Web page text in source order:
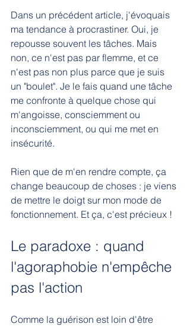
Dans un précédent article, j'évoquais
ma tendance à procrastiner. Oui, je
repousse souvent les tâches. Mais
non, ce n'est pas par flemme, et ce
n'est pas non plus parce que je suis
un "boulet". Je le fais quand une tâche
me confronte à quelque chose qui
m'angoisse, consciemment ou
inconsciemment, ou qui me met en
insécurité.
Rien que de m'en rendre compte, ça
change beaucoup de choses : je viens
de mettre le doigt sur mon mode de
fonctionnement. Et ça, c'est précieux !
Le paradoxe : quand
l'agoraphobie n'empêche
pas l'action
Comme la guérison est loin d'être